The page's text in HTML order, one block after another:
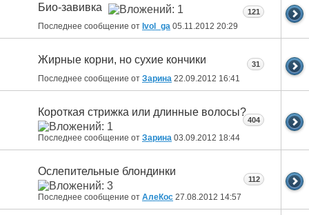
Био-завивка
Последнее сообщение от Ivol_ga 05.11.2012 20:29
121
Жирные корни, но сухие кончики
Последнее сообщение от Зарина 22.09.2012 16:41
31
Короткая стрижка или длинные волосы?
Последнее сообщение от Зарина 03.09.2012 18:44
404
Ослепительные блондинки
Последнее сообщение от АлеКос 27.08.2012 14:57
112